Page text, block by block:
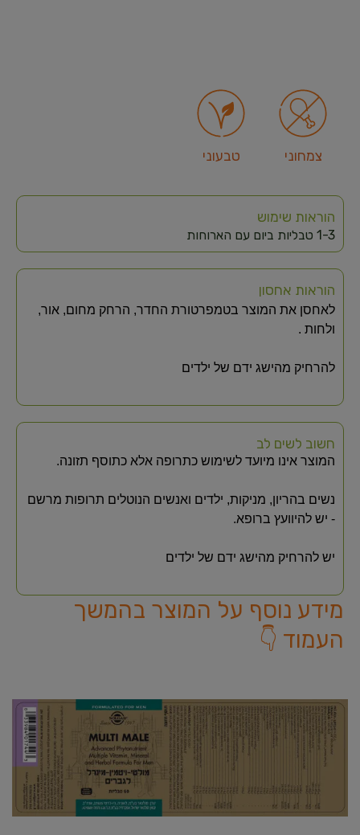
צמחוני טבעוני
הוראות שימוש
1-3 טבליות ביום עם הארוחות
הוראות אחסון
לאחסן את המוצר בטמפרטורת החדר, הרחק מחום, אור,
ולחות .
להרחיק מהישג ידם של ילדים
חשוב לשים לב
המוצר אינו מיועד לשימוש כתרופה אלא כתוסף תזונה.
נשים בהריון, מניקות, ילדים ואנשים הנוטלים תרופות מרשם
- יש להיוועץ ברופא.
יש להרחיק מהישג ידם של ילדים
מידע נוסף על המוצר בהמשך
העמוד 👇